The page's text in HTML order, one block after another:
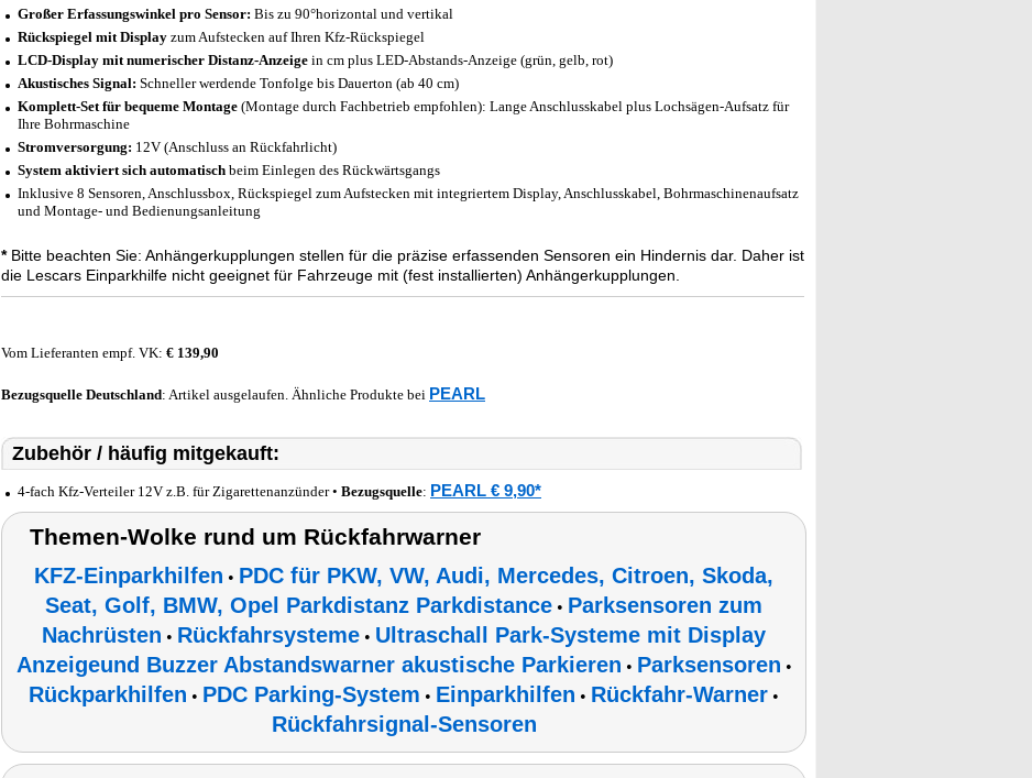
Großer Erfassungswinkel pro Sensor: Bis zu 90°horizontal und vertikal
Rückspiegel mit Display zum Aufstecken auf Ihren Kfz-Rückspiegel
LCD-Display mit numerischer Distanz-Anzeige in cm plus LED-Abstands-Anzeige (grün, gelb, rot)
Akustisches Signal: Schneller werdende Tonfolge bis Dauerton (ab 40 cm)
Komplett-Set für bequeme Montage (Montage durch Fachbetrieb empfohlen): Lange Anschlusskabel plus Lochsägen-Aufsatz für
Ihre Bohrmaschine
Stromversorgung: 12V (Anschluss an Rückfahrlicht)
System aktiviert sich automatisch beim Einlegen des Rückwärtsgangs
Inklusive 8 Sensoren, Anschlussbox, Rückspiegel zum Aufstecken mit integriertem Display, Anschlusskabel, Bohrmaschinenaufsatz
und Montage- und Bedienungsanleitung
*Bitte beachten Sie: Anhängerkupplungen stellen für die präzise erfassenden Sensoren ein Hindernis dar. Daher ist
die Lescars Einparkhilfe nicht geeignet für Fahrzeuge mit (fest installierten) Anhängerkupplungen.
Vom Lieferanten empf. VK: € 139,90
Bezugsquelle Deutschland: Artikel ausgelaufen. Ähnliche Produkte bei PEARL
Zubehör / häufig mitgekauft:
4-fach Kfz-Verteiler 12V z.B. für Zigarettenanzünder • Bezugsquelle: PEARL € 9,90*
Themen-Wolke rund um Rückfahrwarner
KFZ-Einparkhilfen • PDC für PKW, VW, Audi, Mercedes, Citroen, Skoda,
Seat, Golf, BMW, Opel Parkdistanz Parkdistance • Parksensoren zum
Nachrüsten • Rückfahrsysteme • Ultraschall Park-Systeme mit Display
Anzeigeund Buzzer Abstandswarner akustische Parkieren • Parksensoren •
Rückparkhilfen • PDC Parking-System • Einparkhilfen • Rückfahr-Warner •
Rückfahrsignal-Sensoren